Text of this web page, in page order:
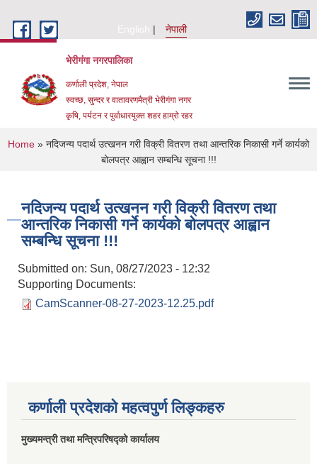
English
नेपाली
भेरीगंगा नगरपालिका
कर्णाली प्रदेश, नेपाल
स्वच्छ, सुन्दर र वातावरणमैत्री भेरीगंगा नगर
कृषि, पर्यटन र पुर्वाधारयुक्त शहर हाम्रो रहर
You are here
Home » नदिजन्य पदार्थ उत्खनन गरी विक्री वितरण तथा आन्तरिक निकासी गर्ने कार्यको
बोलपत्र आह्वान सम्बन्धि सूचना !!!
नदिजन्य पदार्थ उत्खनन गरी विक्री वितरण तथा
आन्तरिक निकासी गर्ने कार्यको बोलपत्र आह्वान
सम्बन्धि सूचना !!!
Submitted on: Sun, 08/27/2023 - 12:32
Supporting Documents:
CamScanner-08-27-2023-12.25.pdf
कर्णाली प्रदेशको महत्वपुर्ण लिङ्कहरु
मुख्यमन्त्री तथा मन्त्रिपरिषद्को कार्यालय